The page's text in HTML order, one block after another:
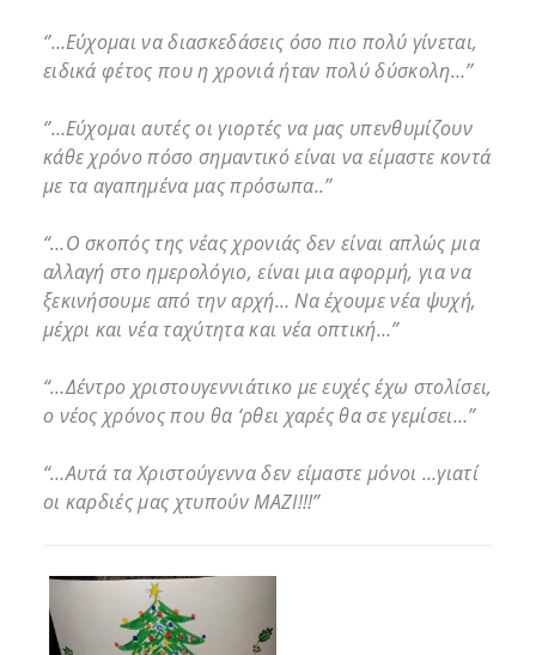
‘’…Εύχομαι να διασκεδάσεις όσο πιο πολύ γίνεται,
ειδικά φέτος που η χρονιά ήταν πολύ δύσκολη…’’
‘’…Εύχομαι αυτές οι γιορτές να μας υπενθυμίζουν
κάθε χρόνο πόσο σημαντικό είναι να είμαστε κοντά
με τα αγαπημένα μας πρόσωπα..’’
“…Ο σκοπός της νέας χρονιάς δεν είναι απλώς μια
αλλαγή στο ημερολόγιο, είναι μια αφορμή, για να
ξεκινήσουμε από την αρχή… Να έχουμε νέα ψυχή,
μέχρι και νέα ταχύτητα και νέα οπτική…”
“…Δέντρο χριστουγεννιάτικο με ευχές έχω στολίσει,
ο νέος χρόνος που θα ‘ρθει χαρές θα σε γεμίσει…”
“…Αυτά τα Χριστούγεννα δεν είμαστε μόνοι …γιατί
οι καρδιές μας χτυπούν ΜΑΖΙ!!!”